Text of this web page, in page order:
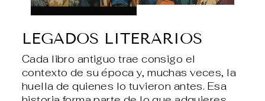
LEGADOS LITERARIOS
Cada libro antiguo trae consigo el
contexto de su época y, muchas veces, la
huella de quienes lo tuvieron antes. Esa